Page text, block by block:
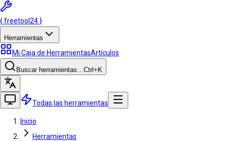
{freetool 24 }
Herramientas
Mi Caja de HerramientasArtículos
Buscar herramientas…Ctrl +K
Todas las herramientas
Inicio
Herramientas